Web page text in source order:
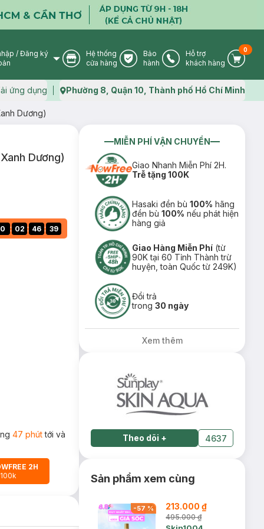
User Icon
/ Đăng ký
Store Icon
Hệ thống
cửa hàng
Warranty Icon
Bảo
hành
Phone Icon
Hỗ trợ
khách hàng
Cart
0
ứng dụng Map icon
Phường 8, Quận 10, Thành phố Hồ Chí Minh
Dương)
Dương)
0 : 02 : 46 : 37
47 phúttới và
2H
MIỄN PHÍ VẬN CHUYỂN
Giao Nhanh Miễn Phí 2H.
Trễ tặng 100K
Hasaki đền bù100% hãng
đền bù100% nếu phát hiện
hàng giả
Giao Hàng Miễn Phí (từ
90K tại 60 Tỉnh Thành trừ
huyện, toàn Quốc từ 249K)
Đổi trả
trong30 ngày
Xem thêm
Theo dõi + 4637
Sản phẩm xem cùng
-57 % 213.000 ₫
495.000 ₫